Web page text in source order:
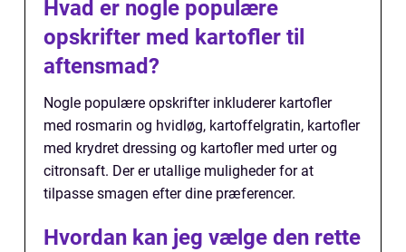
Hvad er nogle populære
opskrifter med kartofler til
aftensmad?
Nogle populære opskrifter inkluderer kartofler
med rosmarin og hvidløg, kartoffelgratin, kartofler
med krydret dressing og kartofler med urter og
citronsaft. Der er utallige muligheder for at
tilpasse smagen efter dine præferencer.
Hvordan kan jeg vælge den rette